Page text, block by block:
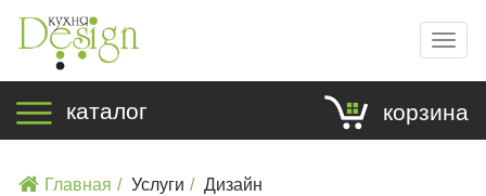
каталог корзина
Главная Услуги Дизайн